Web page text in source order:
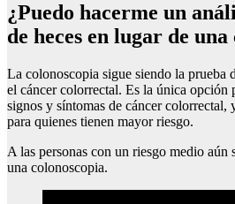
¿Puedo hacerme un
de heces en lugar de
La colonoscopia sigue siendo la prueba
el cáncer colorrectal. Es la única opción
signos y síntomas de cáncer colorrectal,
para quienes tienen mayor riesgo.
A las personas con un riesgo medio aún
una colonoscopia.